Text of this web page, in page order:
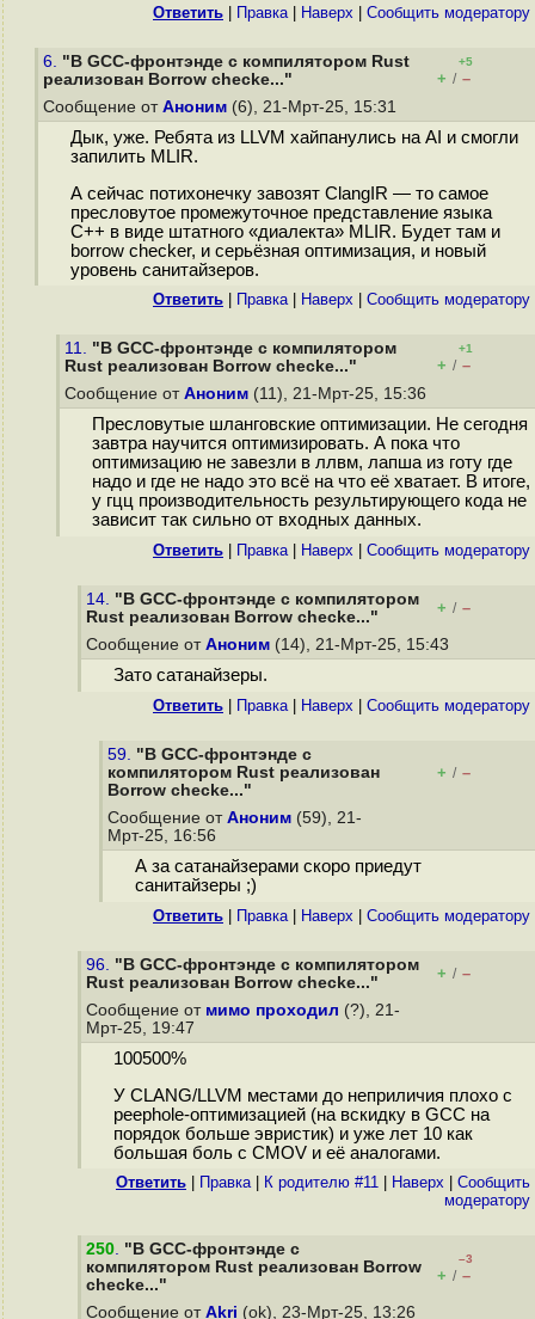
Ответить Правка| Наверх Cообщить модератору
6. "В GCC-фронтэнде с компилятором Rust
реализован Borrow checke..."
+5
+ / –
Сообщение от Аноним (6), 21-Мрт-25, 15:31
Дык, уже. Ребята из LLVM хайпанулись на AI и смогли
запилить MLIR.
А сейчас потихонечку завозят ClangIR — то самое
пресловутое промежуточное представление языка
C++ в виде штатного «диалекта» MLIR. Будет там и
borrow checker, и серьёзная оптимизация, и новый
уровень санитайзеров.
Ответить Правка| Наверх Cообщить модератору
11. "В GCC-фронтэнде с компилятором
Rust реализован Borrow checke..."
+1
+ / –
Сообщение от Аноним (11), 21-Мрт-25, 15:36
Пресловутые шланговские оптимизации. Не сегодня
завтра научится оптимизировать. А пока что
оптимизацию не завезли в ллвм, лапша из готу где
надо и где не надо это всё на что её хватает. В итоге,
у гцц производительность результирующего кода не
зависит так сильно от входных данных.
Ответить Правка| Наверх Cообщить модератору
14. "В GCC-фронтэнде с компилятором
Rust реализован Borrow checke..."
+ / –
Сообщение от Аноним (14), 21-Мрт-25, 15:43
Зато сатанайзеры.
Ответить Правка| Наверх Cообщить модератору
59. "В GCC-фронтэнде с
компилятором Rust реализован
Borrow checke..."
+ / –
Сообщение от Аноним (59), 21-
Мрт-25, 16:56
А за сатанайзерами скоро приедут
санитайзеры ;)
Ответить Правка| Наверх Cообщить модератору
96. "В GCC-фронтэнде с компилятором
Rust реализован Borrow checke..."
+ / –
Сообщение от мимо проходил (?), 21-
Мрт-25, 19:47
100500%
У CLANG/LLVM местами до неприличия плохо с
peephole-оптимизацией (на вскидку в GCC на
порядок больше эвристик) и уже лет 10 как
большая боль с CMOV и её аналогами.
Ответить Правка| К родителю #11 Наверх
Cообщить
модератору
250. "В GCC-фронтэнде с
компилятором Rust реализован Borrow
checke..."
–3
+ / –
Сообщение от Akri (ok), 23-Мрт-25, 13:26